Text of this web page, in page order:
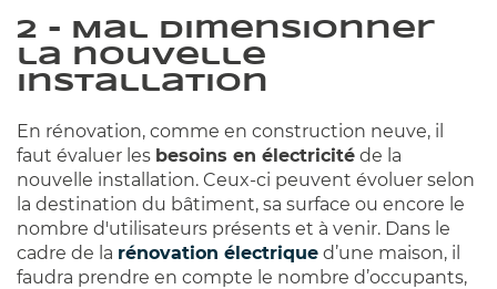
2 - Mal dimensionner
la nouvelle
installation
En rénovation, comme en construction neuve, il
faut évaluer les besoins en électricité de la
nouvelle installation. Ceux-ci peuvent évoluer selon
la destination du bâtiment, sa surface ou encore le
nombre d'utilisateurs présents et à venir. Dans le
cadre de la rénovation électrique d’une maison, il
faudra prendre en compte le nombre d’occupants,